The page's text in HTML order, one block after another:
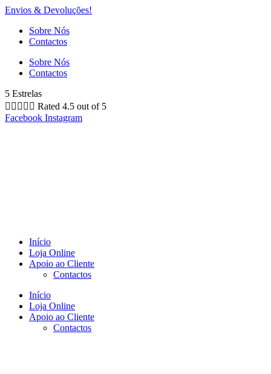
Envios & Devoluções!
Sobre Nós
Contactos
Sobre Nós
Contactos
5 Estrelas
     Rated 4.5 out of 5
Facebook Instagram
Início
Loja Online
Apoio ao Cliente
Contactos
Início
Loja Online
Apoio ao Cliente
Contactos